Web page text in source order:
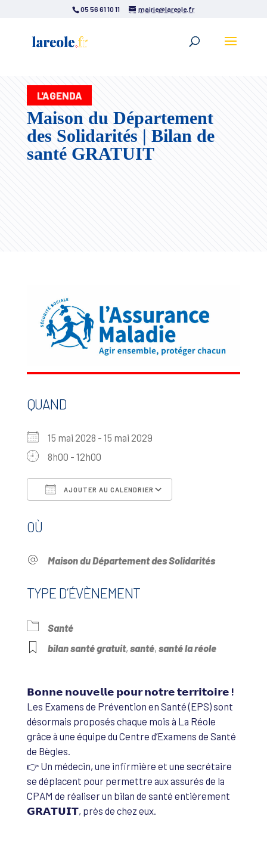
05 56 61 10 11 mairie@lareole.fr
L'AGENDA
Maison du Département
des Solidarités | Bilan de
santé GRATUIT
QUAND
15 mai 2028 - 15 mai 2029
8h00 - 12h00
AJOUTER AU CALENDRIER
OÙ
Maison du Département des Solidarités
TYPE D’ÉVÈNEMENT
Santé
bilan santé gratuit, santé, santé la réole
𝗕𝗼𝗻𝗻𝗲 𝗻𝗼𝘂𝘃𝗲𝗹𝗹𝗲 𝗽𝗼𝘂𝗿 𝗻𝗼𝘁𝗿𝗲 𝘁𝗲𝗿𝗿𝗶𝘁𝗼𝗶𝗿𝗲 !
Les Examens de Prévention en Santé (EPS) sont
désormais proposés chaque mois à La Réole
grâce à une équipe du Centre d’Examens de Santé
de Bègles.
👉 Un médecin, une infirmière et une secrétaire
se déplacent pour permettre aux assurés de la
CPAM de réaliser un bilan de santé entièrement
𝗚𝗥𝗔𝗧𝗨𝗜𝗧, près de chez eux.